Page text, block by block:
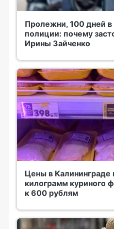
Пролежни, 100 дней
полиции: почему
Ирины Зайченко
Цены в Калининграде
килограмм куриного
к 600 рублям